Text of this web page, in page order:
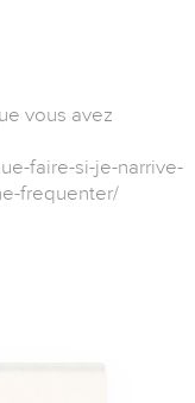
vous avez
faire-si-je-narrive-
frequenter/